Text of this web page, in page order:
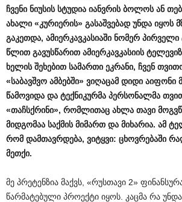
ჩვენი ნიუსის სტუდია იანვრის ბოლოს ან
ახალი «კურიერის» გასაშვებად უნდა იყოს
გაკეთდა, ამიერკავკასიაში ნომერ პირველი
წლით გავუსწარით ამიერკავკასიის
ხელის შეხებით სამართი ეკრანი, ჩვენ
«საბავშვო ამბებში» ვიღაცამ დიდი აიფონი
წამოვიდა და ტექნიკურმა პერსონალმა
«თაჩსქრინი», რომლითაც ახლა თავი
მიდგომაა საქმის მიმართ და მიხარია. ამ
რომ დამთავრდება, ვიტყვი: ცხოვრებაში
მეთქი.
მე პრეტენზია მაქვს, «რუსთავი 2»
წარმატებული პროექტი იყოს. კაცმა რა